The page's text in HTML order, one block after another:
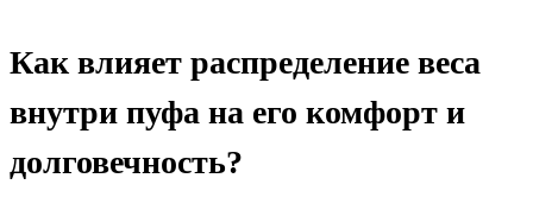
Как влияет распределение веса
внутри пуфа на его комфорт и
долговечность?